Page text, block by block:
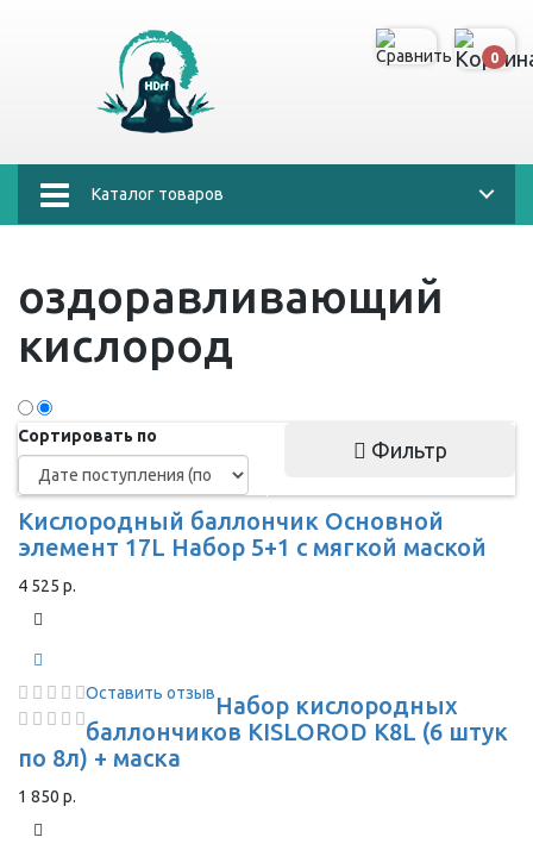
0
Каталог товаров
оздоравливающий
кислород
Сортировать по
Фильтр
Кислородный баллончик Основной
элемент 17L Набор 5+1 с мягкой маской
4 525 р.
Оставить отзывНабор кислородных
баллончиков KISLOROD K8L (6 штук
по 8л) + маска
1 850 р.